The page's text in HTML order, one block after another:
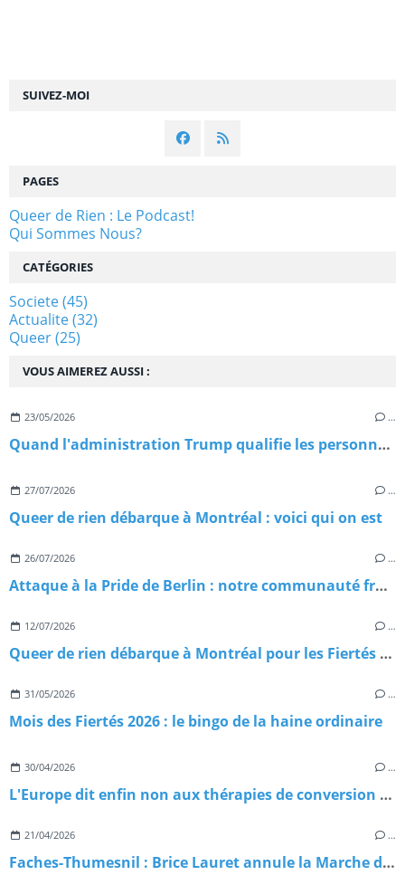
SUIVEZ-MOI
VOUS AIMEREZ AUSSI :
23/05/2026 …
Quand l'administration Trump qualifie les personnes trans de menaces terroristes : Chronique d'une escalade sans précédent
27/07/2026 …
Queer de rien débarque à Montréal : voici qui on est
26/07/2026 …
Attaque à la Pride de Berlin : notre communauté frappée en plein cœur du Christopher Street Day 2026
12/07/2026 …
Queer de rien débarque à Montréal pour les Fiertés Montréal 2026 : on vous emmène avec nous
31/05/2026 …
Mois des Fiertés 2026 : le bingo de la haine ordinaire
30/04/2026 …
L'Europe dit enfin non aux thérapies de conversion — et le RN dit… rien
21/04/2026 …
Faches-Thumesnil : Brice Lauret annule la Marche des Fiertés, la résistance s’organise
PAGES
Queer de Rien : Le Podcast!
Qui Sommes Nous?
CATÉGORIES
Societe(45)
Actualite(32)
Queer(25)